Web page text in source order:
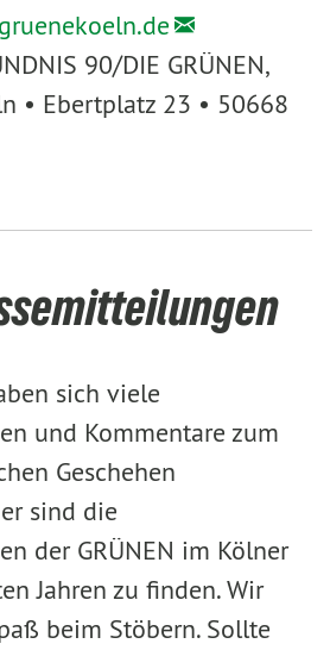
gruenekoeln.de
90/DIE GRÜNEN,
• Ebertplatz 23 • 50668
sich viele
und Kommentare zum
Geschehen
sind die
der GRÜNEN im Kölner
Jahren zu finden. Wir
beim Stöbern. Sollte